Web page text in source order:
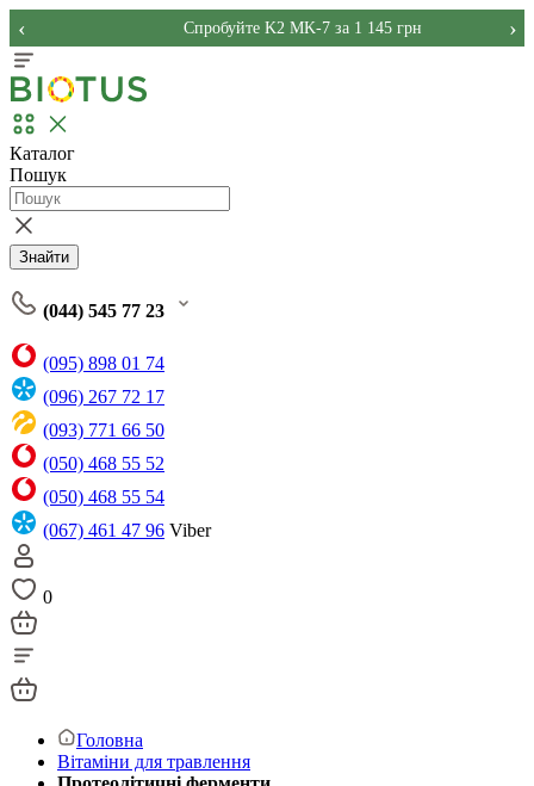
Спробуйте K2 MK-7 за 1 145 грн
‹ ›
Каталог
Пошук
Знайти
(044) 545 77 23
(095) 898 01 74
(096) 267 72 17
(093) 771 66 50
(050) 468 55 52
(050) 468 55 54
(067) 461 47 96 Viber
0
Головна
Вітаміни для травлення